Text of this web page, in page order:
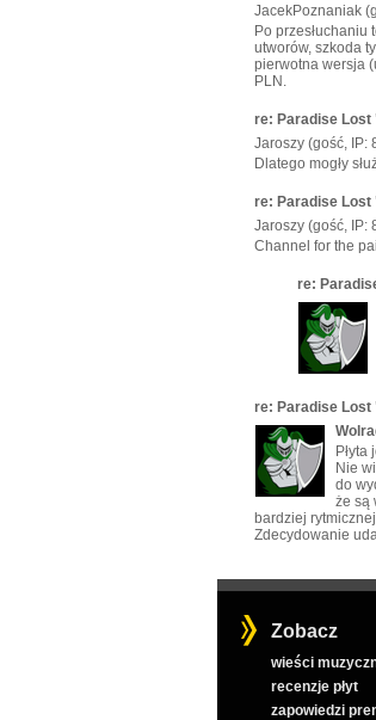
JacekPoznaniak
Po przesłuchaniu
utworów, szkoda
pierwotna wersja
PLN.
re: Paradise
Jaroszy (gość, IP:
Dlatego mogły
re: Paradise
Jaroszy (gość, IP:
Channel for the
re:
re: Paradise
Nie
do
że są
bardziej
Zdecydowanie
Zobacz
wieści
recenzje płyt
zapowiedzi